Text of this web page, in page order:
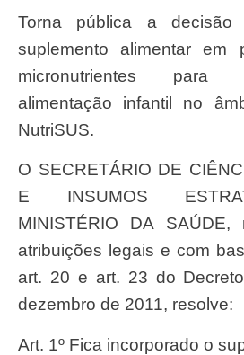
Torna pública a decisão de incorporar o
suplemento alimentar em
micronutrientes para
alimentação infantil no
NutriSUS.
O SECRETÁRIO DE CIÊNCIA, TECNOLOGIA
E INSUMOS
MINISTÉRIO DA
atribuições legais e com
art. 20 e art. 23 do
dezembro de 2011, resolve:
Art. 1º Fica incorporado o suplemento alimentar